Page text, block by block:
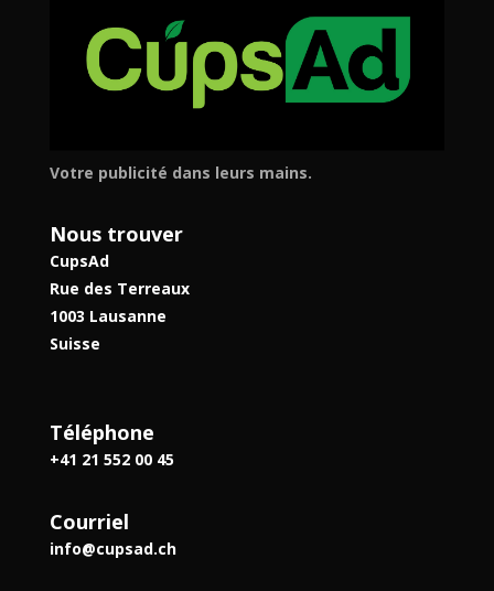
Votre publicité dans leurs mains.
Nous trouver
CupsAd
Rue des Terreaux
1003 Lausanne
Suisse
Téléphone
+41 21 552 00 45
Courriel
info@cupsad.ch